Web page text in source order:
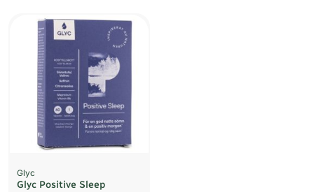
Glyc
Glyc Positive Sleep